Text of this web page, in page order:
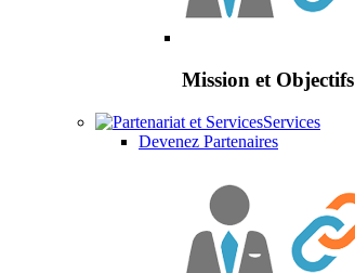
Mission et Objectifs
Services
Devenez Partenaires